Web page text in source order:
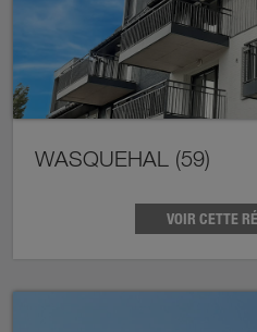
WASQUEHAL (59)
VOIR CETTE